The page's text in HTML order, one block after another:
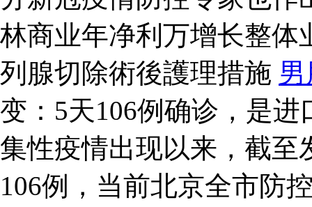
林商业年净利万增长整体
列腺切除術後護理措施
变：5天106例确诊，是
集性疫情出现以来，截至
106例，当前北京全市防